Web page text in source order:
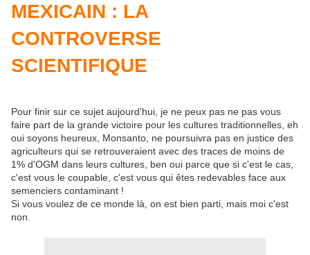
MEXICAIN : LA
CONTROVERSE
SCIENTIFIQUE
Pour finir sur ce sujet aujourd'hui, je ne peux pas ne pas vous
faire part de la grande victoire pour les cultures traditionnelles, eh
oui soyons heureux, Monsanto, ne poursuivra pas en justice des
agriculteurs qui se retrouveraient avec des traces de moins de
1% d'OGM dans leurs cultures, ben oui parce que si c'est le cas,
c'est vous le coupable, c'est vous qui êtes redevables face aux
semenciers contaminant !
Si vous voulez de ce monde là, on est bien parti, mais moi c'est
non.